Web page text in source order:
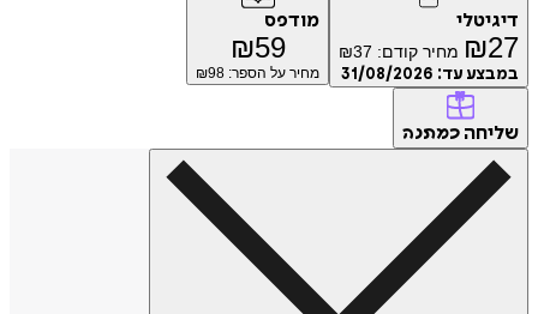
דיגיטלי
₪27 מחיר קודם: ₪37
במבצע עד: 31/08/2026
מודפס
₪59
מחיר על הספר: ₪ 98
שליחה כמתנה